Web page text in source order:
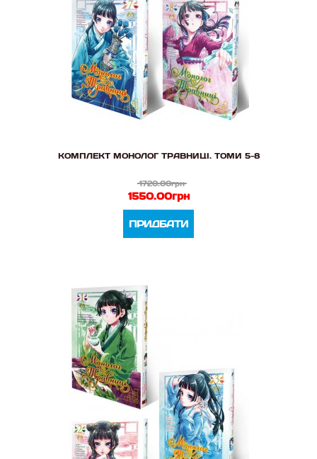
КОМПЛЕКТ МОНОЛОГ ТРАВНИЦІ. ТОМИ 5-8
1720.00грн
1550.00грн
ПРИДБАТИ